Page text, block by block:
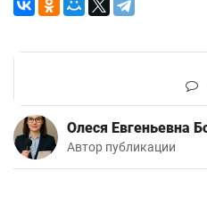
Олеся Евгеньевна
Автор публикации